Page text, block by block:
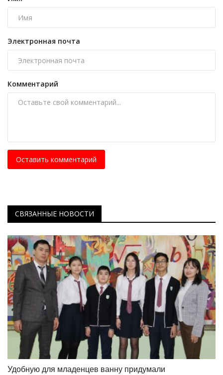
Электронная почта
Комментарий
Оставить комментарий
СВЯЗАННЫЕ НОВОСТИ
Удобную для младенцев ванну придумали